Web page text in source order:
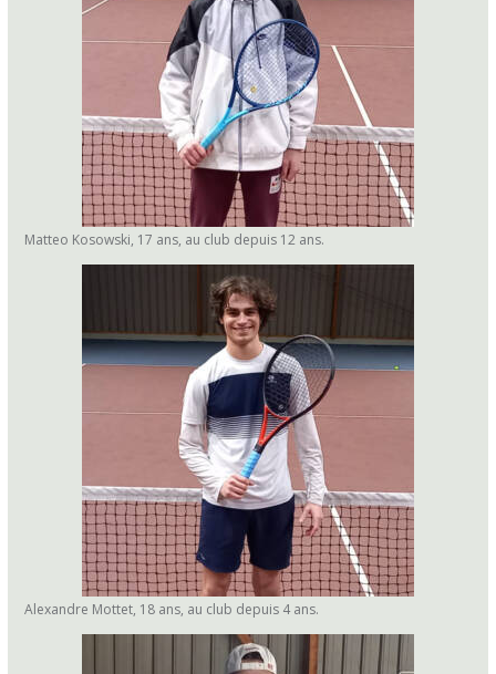
Matteo Kosowski, 17 ans, au club depuis 12 ans.
Alexandre Mottet, 18 ans, au club depuis 4 ans.